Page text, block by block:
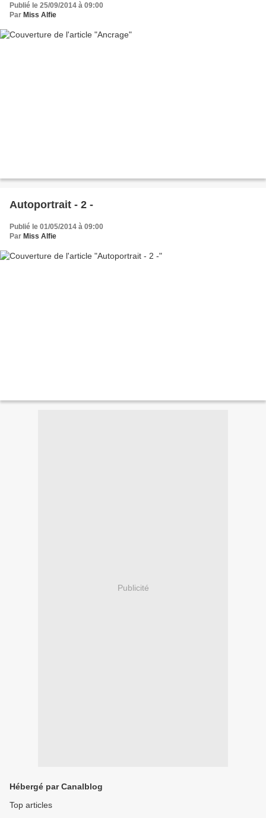
Publié le 25/09/2014 à 09:00
Par Miss Alfie
Autoportrait - 2 -
Publié le 01/05/2014 à 09:00
Par Miss Alfie
Publicité
Hébergé par Canalblog
Top articles